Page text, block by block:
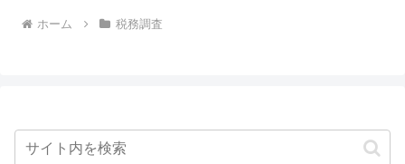
ホーム 税務調査